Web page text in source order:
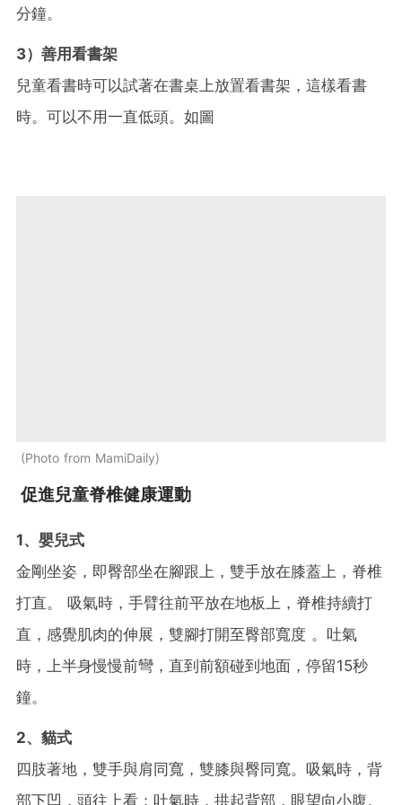
分鐘。
3）善用看書架
兒童看書時可以試著在書桌上放置看書架，這樣看書
時。可以不用一直低頭。如圖
Photo from MamiDaily
促進兒童脊椎健康運動
1、嬰兒式
金剛坐姿，即臀部坐在腳跟上，雙手放在膝蓋上，脊椎
打直。 吸氣時，手臂往前平放在地板上，脊椎持續打
直，感覺肌肉的伸展，雙腳打開至臀部寬度 。吐氣
時，上半身慢慢前彎，直到前額碰到地面，停留15秒
鐘。
2、 貓式
四肢著地，雙手與肩同寬，雙膝與臀同寬。吸氣時，背
部下凹，頭往上看；吐氣時，拱起背部，眼望向小腹。